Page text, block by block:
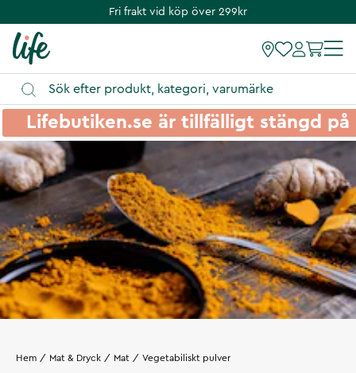
Fri frakt vid köp över 299kr
Lifebutiken.se är tillfälligt stängd
Hem Mat & Dryck Mat Vegetabiliskt pulver